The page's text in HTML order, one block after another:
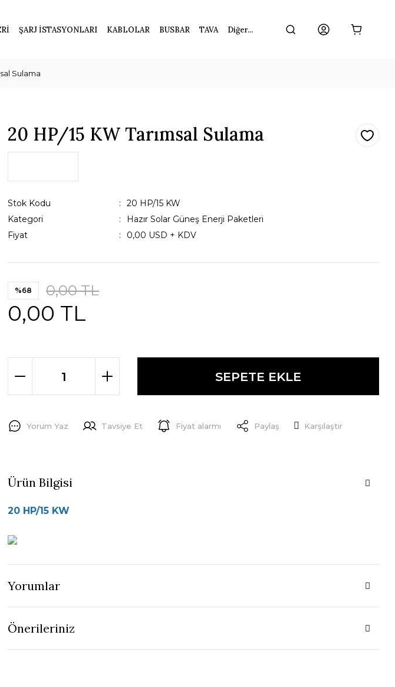
ŞARJ İSTASYONLARI KABLOLAR BUSBAR TAVA Diğer...
Sulama
20 HP/15 KW Tarımsal Sulama
Stok Kodu
20 HP/15 KW
Kategori
Hazır Solar Güneş Enerji Paketleri
Fiyat
0,00 USD + KDV
%68 0,00 TL
0,00 TL
SEPETE EKLE
Yorum Yaz Tavsiye Et Fiyat alarmı Paylaş Karşılaştır
Ürün Bilgisi
20 HP/15 KW
Yorumlar
Önerileriniz